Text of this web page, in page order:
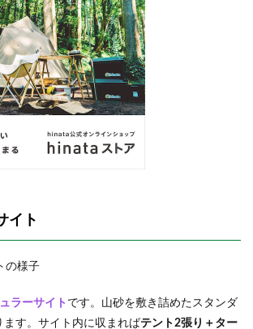
イト
ラーサイト です。山砂を敷き詰めたスタンダ
ます。サイト内に収まればテント2張り＋ター